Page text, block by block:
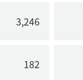
3,246
182